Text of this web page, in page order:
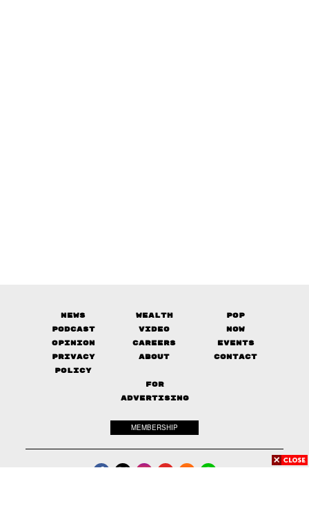
News Wealth
Pop
Podcast
Video
Now
Opinion
Careers
Events
Privacy
Policy
About Contact
FOR
ADVERTISING
MEMBERSHIP